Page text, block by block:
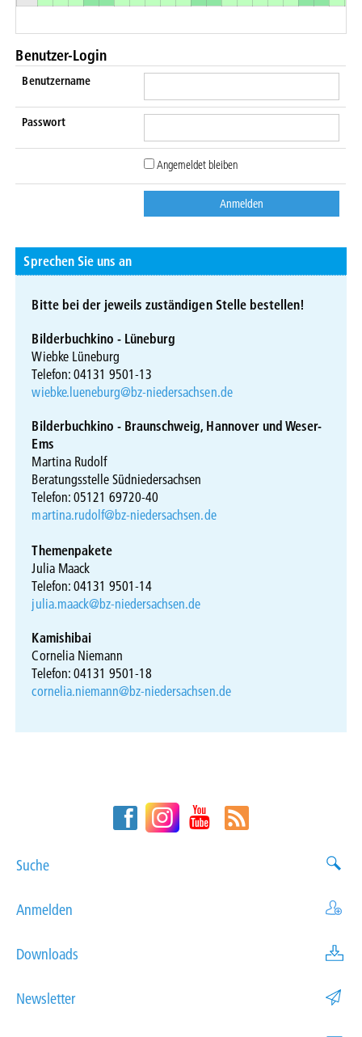
Benutzer-Login
Benutzername
Passwort
Angemeldet bleiben
Sprechen Sie uns an
Bitte bei der jeweils zuständigen Stelle bestellen!
Bilderbuchkino - Lüneburg
Wiebke Lüneburg
Telefon: 04131 9501-13
wiebke.lueneburg@bz-niedersachsen.de
Bilderbuchkino - Braunschweig, Hannover und Weser-
Ems
Martina Rudolf
Beratungsstelle Südniedersachsen
Telefon: 05121 69720-40
martina.rudolf@bz-niedersachsen.de
Themenpakete
Julia Maack
Telefon: 04131 9501-14
julia.maack@bz-niedersachsen.de
Kamishibai
Cornelia Niemann
Telefon: 04131 9501-18
cornelia.niemann@bz-niedersachsen.de
Suche
Anmelden
Downloads
Newsletter